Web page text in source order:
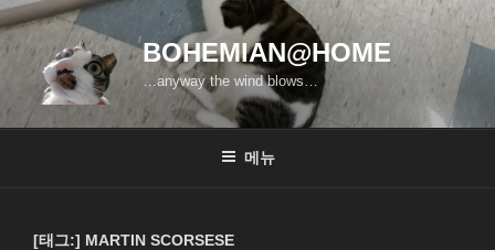
콘
텐
바
BOHEMIAN@HOME
…anyway the wind blows…
메뉴
[태그:] MARTIN SCORSESE